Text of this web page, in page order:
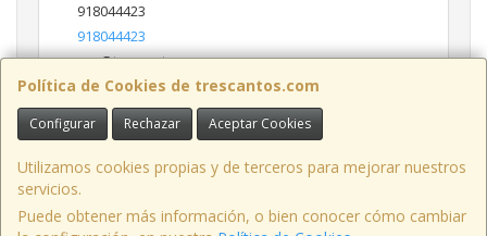
Política de Cookies de trescantos.com
Configurar Rechazar Aceptar Cookies
Utilizamos cookies propias y de terceros para mejorar nuestros
servicios.
Puede obtener más información, o bien conocer cómo cambiar
918044423
918044423
ncs@trescantos.com
Horario
Lunes a Viernes 9:30 a 14:00 - 15:30 a 19:00